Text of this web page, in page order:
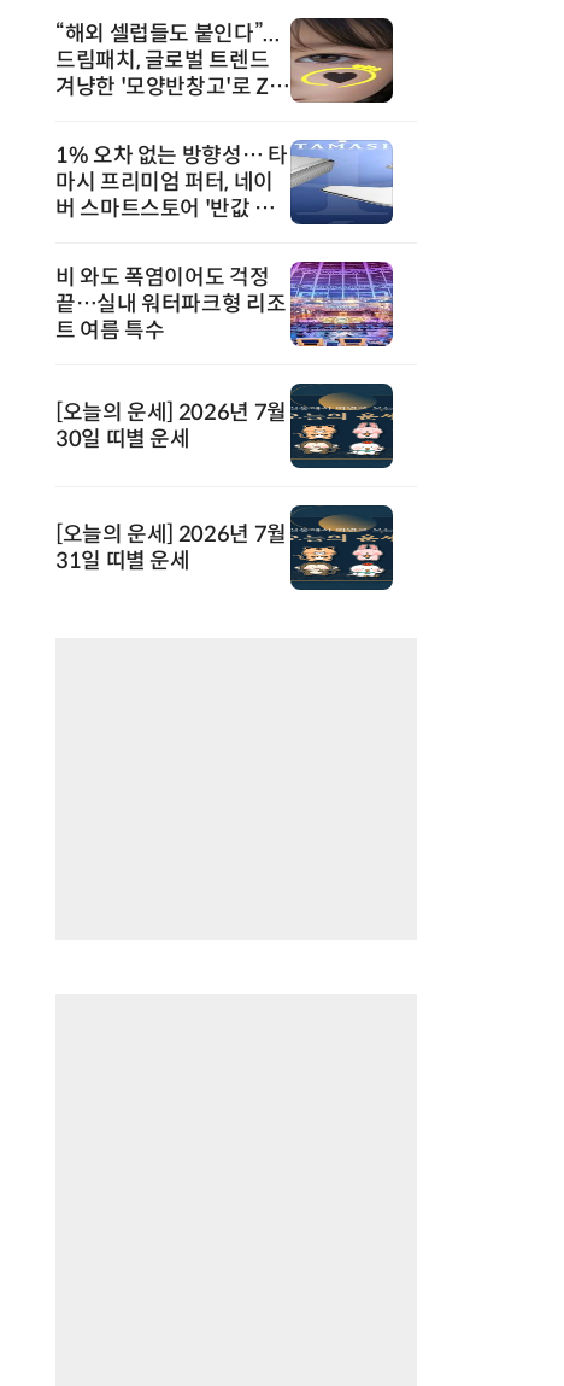
“해외 셀럽들도 붙인다”...
드림패치, 글로벌 트렌드
겨냥한 '모양반창고'로 Z세
1% 오차 없는 방향성… 타
마시 프리미엄 퍼터, 네이
버 스마트스토어 '반값 할
비 와도 폭염이어도 걱정
끝…실내 워터파크형 리조
트 여름 특수
[오늘의 운세] 2026년 7월
30일 띠별 운세
[오늘의 운세] 2026년 7월
31일 띠별 운세